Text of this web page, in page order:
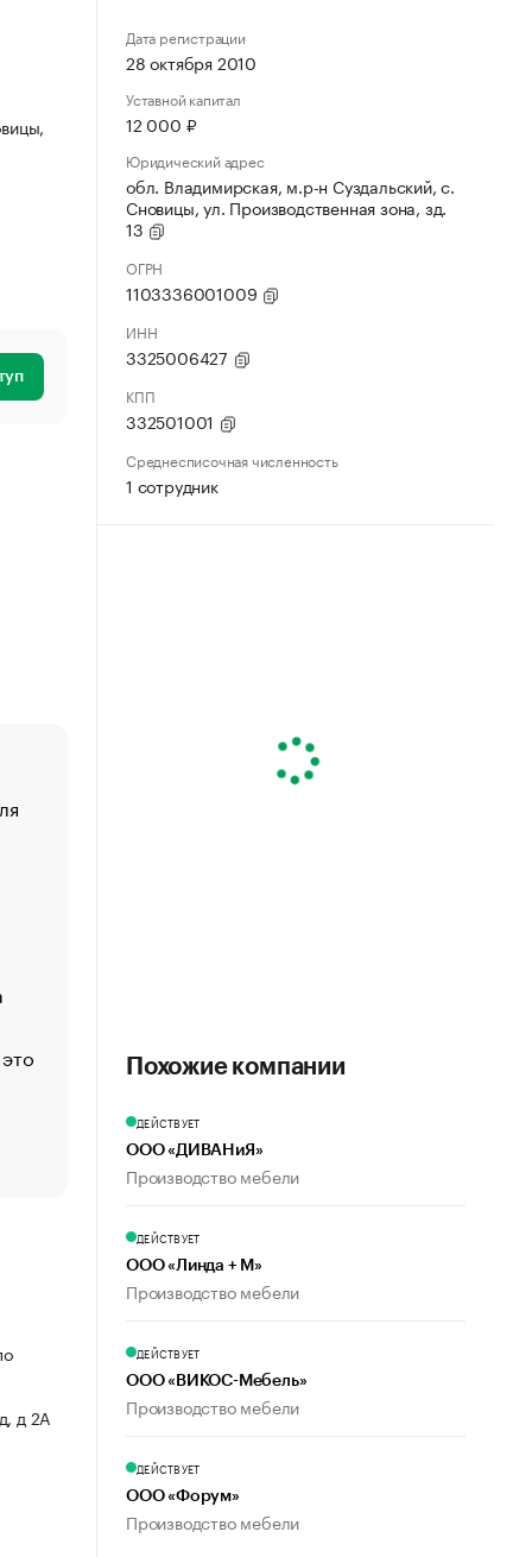
Стресс обеспеченных людей: почему рост доходов
Что обвинения против Павла Дурова значат для
пользователей
д 2А
Дата регистрации
28 октября 2010
Уставной капитал
12 000 ₽
Юридический адрес
обл. Владимирская, м.р-н Суздальский, с.
Сновицы, ул. Производственная зона, зд.
13
ОГРН
1103336001009
ИНН
3325006427
КПП
332501001
Среднесписочная численность
1 сотрудник
Похожие компании
ДЕЙСТВУЕТ
ООО «ДИВАНиЯ»
Производство мебели
ДЕЙСТВУЕТ
ООО «Линда + М»
Производство мебели
ДЕЙСТВУЕТ
ООО «ВИКОС-Мебель»
Производство мебели
ДЕЙСТВУЕТ
ООО «Форум»
Производство мебели